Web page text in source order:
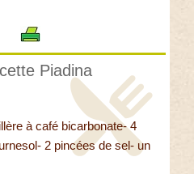
Piadina
à café bicarbonate- 4
2 pincées de sel- un